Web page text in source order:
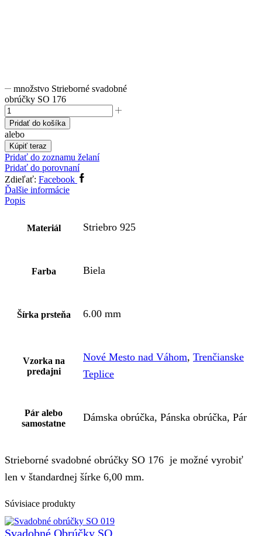
množstvo Strieborné svadobné
obrúčky SO 176
Pridať do košíka
alebo
Kúpiť teraz
Pridať do zoznamu želaní
Pridať do porovnaní
Zdieľať: Facebook
Ďalšie informácie
Popis
Materiál Striebro 925
Farba Biela
Šírka prsteňa 6.00 mm
Vzorka na
predajni
Nové Mesto nad Váhom, Trenčianske
Teplice
Pár alebo
samostatne
Dámska obrúčka, Pánska obrúčka, Pár
Strieborné svadobné obrúčky SO 176 je možné vyrobiť
len v štandardnej šírke 6,00 mm.
Súvisiace produkty
Svadobné Obrúčky SO